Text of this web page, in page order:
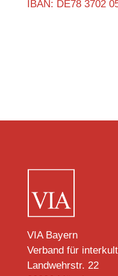
IBAN: DE78 3702
VIA Bayern
Verband für
Landwehrstr. 22